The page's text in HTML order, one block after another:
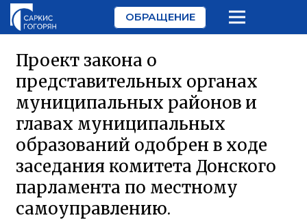
ОБРАЩЕНИЕ
Проект закона о
представительных органах
муниципальных районов и
главах муниципальных
образований одобрен в ходе
заседания комитета Донского
парламента по местному
самоуправлению.